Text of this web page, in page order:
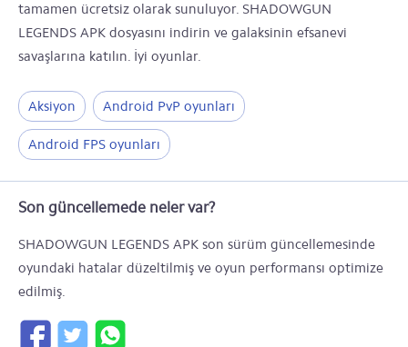
tamamen ücretsiz olarak sunuluyor. SHADOWGUN
LEGENDS APK dosyasını indirin ve galaksinin efsanevi
savaşlarına katılın. İyi oyunlar.
Aksiyon Android PvP oyunları
Android FPS oyunları
Son güncellemede neler var?
SHADOWGUN LEGENDS APK son sürüm güncellemesinde
oyundaki hatalar düzeltilmiş ve oyun performansı optimize
edilmiş.